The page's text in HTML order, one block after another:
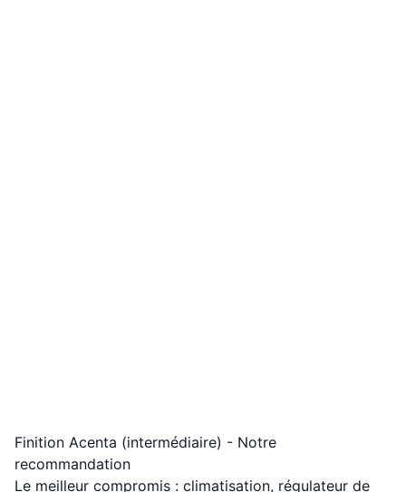
Finition Acenta (intermédiaire) - Notre
recommandation
Le meilleur compromis : climatisation, régulateur de